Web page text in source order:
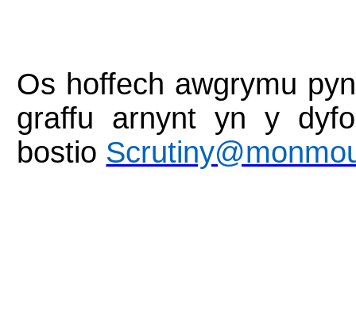
Os hoffech awgrymu
graffu arnynt yn y
bostio